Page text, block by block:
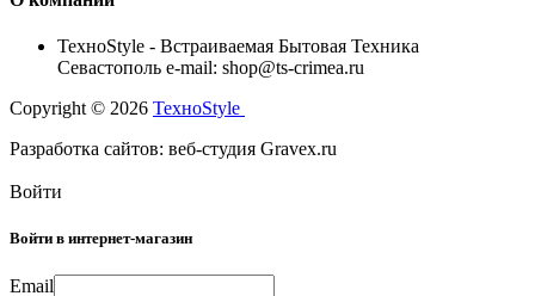
TexноStyle - Встраиваемая Бытовая Техника
Севастополь e-mail: shop@ts-crimea.ru
Copyright © 2026 TexноStyle
Разработка сайтов: веб-студия Gravex.ru
Войти
Войти в интернет-магазин
Email